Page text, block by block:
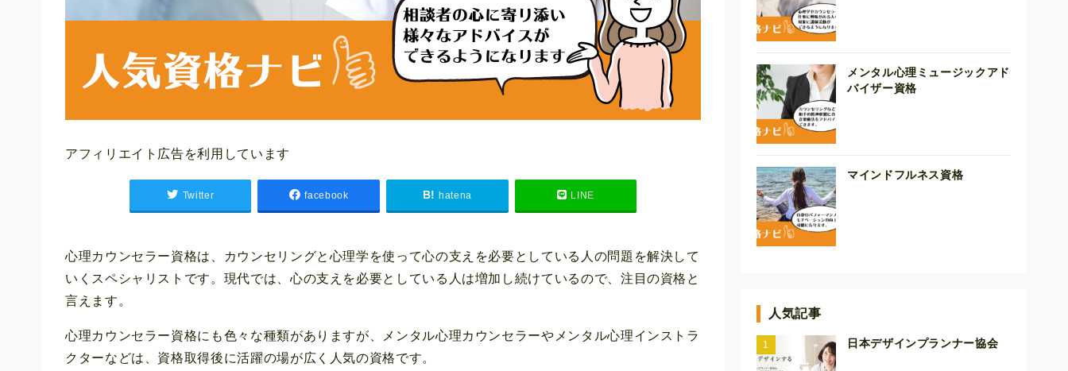
アフィリエイト広告を利用しています
Twitter facebook hatena LINE
心理カウンセラー資格は、カウンセリングと心理学を使って心の支えを必要としている人の問題を解決して
いくスペシャリストです。現代では、心の支えを必要としている人は増加し続けているので、注目の資格と
言えます。
心理カウンセラー資格にも色々な種類がありますが、メンタル心理カウンセラーやメンタル心理インストラ
クターなどは、資格取得後に活躍の場が広く人気の資格です。
メンタル心理ミュージックアド
バイザー資格
マインドフルネス資格
人気記事
日本デザインプランナー協会